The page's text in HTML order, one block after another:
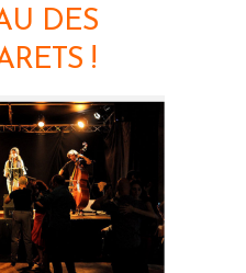
DES
!